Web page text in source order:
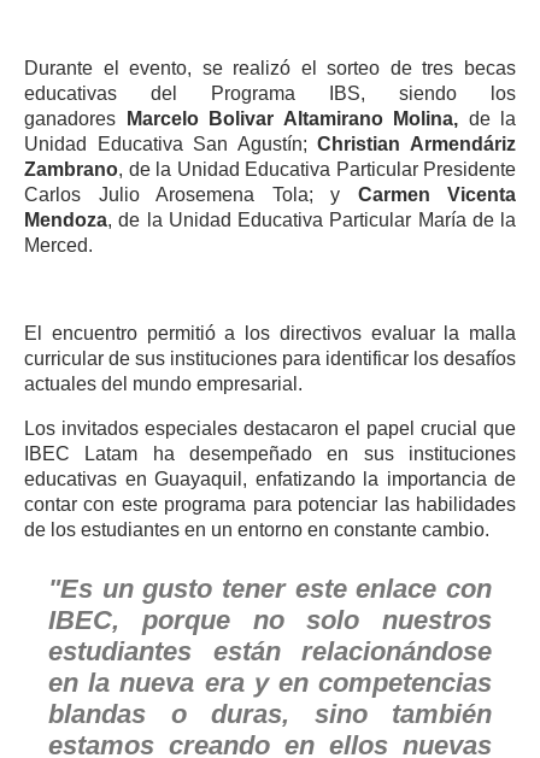
Durante el evento, se realizó el sorteo de tres becas
educativas del Programa IBS, siendo los
ganadores
Marcelo Bolivar Altamirano Molina, de la
Unidad Educativa San Agustín;Christian Armendáriz
Zambrano, de la Unidad Educativa Particular Presidente
Carlos Julio Arosemena Tola; y Carmen Vicenta
Mendoza, de la Unidad Educativa Particular María de la
Merced.
El encuentro permitió a los directivos evaluar la malla
curricular de sus instituciones para identificar los desafíos
actuales del mundo empresarial.
Los invitados especiales destacaron el papel crucial que
IBEC Latam ha desempeñado en sus instituciones
educativas en Guayaquil, enfatizando la importancia de
contar con este programa para potenciar las habilidades
de los estudiantes en un entorno en constante cambio.
"Es un gusto tener este enlace con
IBEC, porque no solo nuestros
estudiantes están relacionándose
en la nueva era y en competencias
blandas o duras, sino también
estamos creando en ellos nuevas